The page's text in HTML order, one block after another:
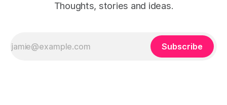
用枠で練習もできるよって聞いて、10月からは毎月一度三時
Thoughts, stories and ideas.
Subscribe